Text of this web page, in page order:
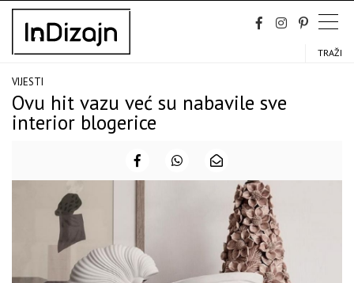
Skip
content
TRAŽI
VIJESTI
Ovu hit vazu već su nabavile sve
interior blogerice